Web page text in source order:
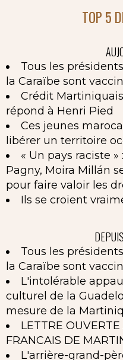
TOP 5
Tous les
la Caraïbe sont
Crédit
répond à Henri Pied
Ces jeunes
libérer un territoire
« Un pays raciste
Pagny, Moira Millán
pour faire valoir les
Ils se croient
Tous les
la Caraïbe sont
L'intolérable
culturel de la
mesure de la
LETTRE
FRANCAIS DE
L'arrière-grand-